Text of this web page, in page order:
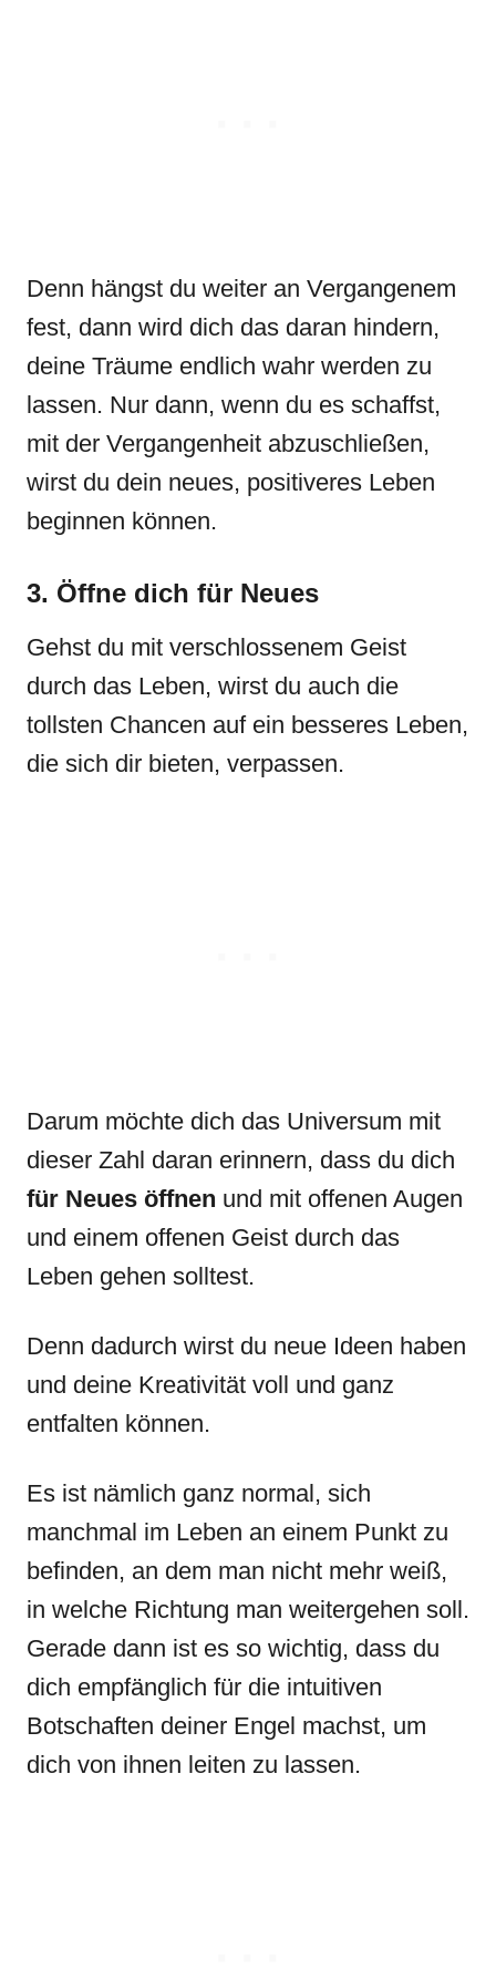
Denn hängst du weiter an Vergangenem
fest, dann wird dich das daran hindern,
deine Träume endlich wahr werden zu
lassen. Nur dann, wenn du es schaffst,
mit der Vergangenheit abzuschließen,
wirst du dein neues, positiveres Leben
beginnen können.
3. Öffne dich für Neues
Gehst du mit verschlossenem Geist
durch das Leben, wirst du auch die
tollsten Chancen auf ein besseres Leben,
die sich dir bieten, verpassen.
Darum möchte dich das Universum mit
dieser Zahl daran erinnern, dass du dich
für Neues öffnen und mit offenen Augen
und einem offenen Geist durch das
Leben gehen solltest.
Denn dadurch wirst du neue Ideen haben
und deine Kreativität voll und ganz
entfalten können.
Es ist nämlich ganz normal, sich
manchmal im Leben an einem Punkt zu
befinden, an dem man nicht mehr weiß,
in welche Richtung man weitergehen soll.
Gerade dann ist es so wichtig, dass du
dich empfänglich für die intuitiven
Botschaften deiner Engel machst, um
dich von ihnen leiten zu lassen.